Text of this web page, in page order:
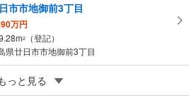
市市地御前3丁目
万円
2
（登記）
県廿日市市地御前3丁目
成約でもらえる
安浦町中央北2丁目
っと見る